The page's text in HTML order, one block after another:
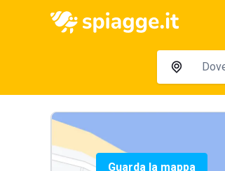
Guarda la mappa